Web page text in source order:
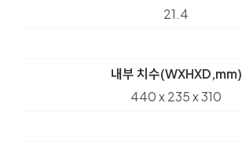
21.4
내부 치수(WXHXD,mm)
440 x 235 x 310